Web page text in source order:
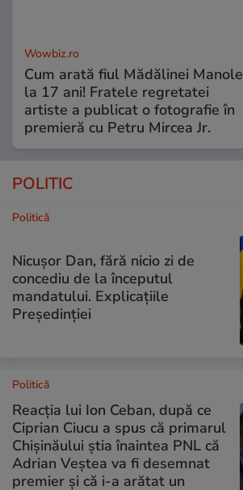
Wowbiz.ro
Cum arată fiul Mădălinei Manole
la 17 ani! Fratele regretatei
artiste a publicat o fotografie în
premieră cu Petru Mircea Jr.
POLITIC
Politică
Nicușor Dan, fără nicio zi de
concediu de la începutul
mandatului. Explicațiile
Președinției
Politică
Reacția lui Ion Ceban, după ce
Ciprian Ciucu a spus că primarul
Chișinăului știa înaintea PNL că
Adrian Veștea va fi desemnat
premier și că i-a arătat un